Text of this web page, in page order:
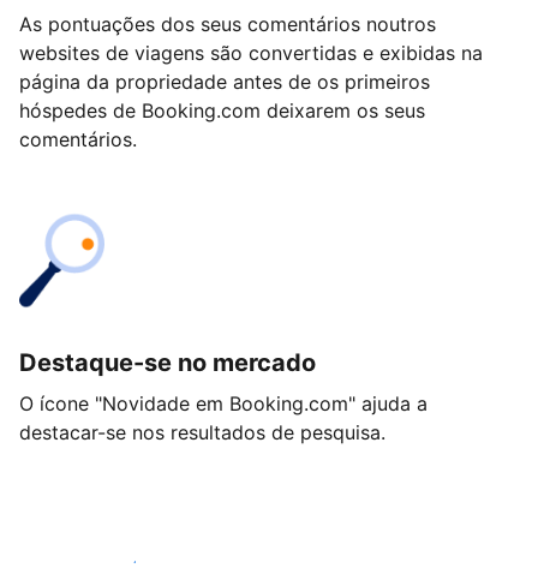
As pontuações dos seus comentários noutros
websites de viagens são convertidas e exibidas na
página da propriedade antes de os primeiros
hóspedes de Booking.com deixarem os seus
comentários.
Destaque-se no mercado
O ícone "Novidade em Booking.com" ajuda a
destacar-se nos resultados de pesquisa.
Comece hoje mesmo